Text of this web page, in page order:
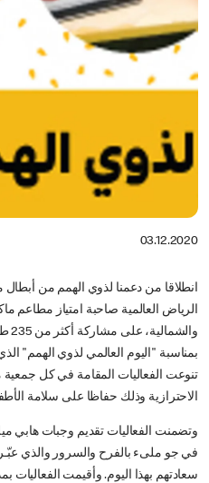
03.12.2020
انطلاقا من دعمنا لذوي الهمم من
الرياض العالمية صاحبة امتياز مطاعم
تنوعت الفعاليات المقامة في كل جمعية
الاحترازية وذلك حفاظا على سلامة
وتضمنت الفعاليات تقديم وجبات هابي
في جو ملىء بالفرح والسرور والذي
سعادتهم بهذا اليوم. وأقيمت الفعاليات